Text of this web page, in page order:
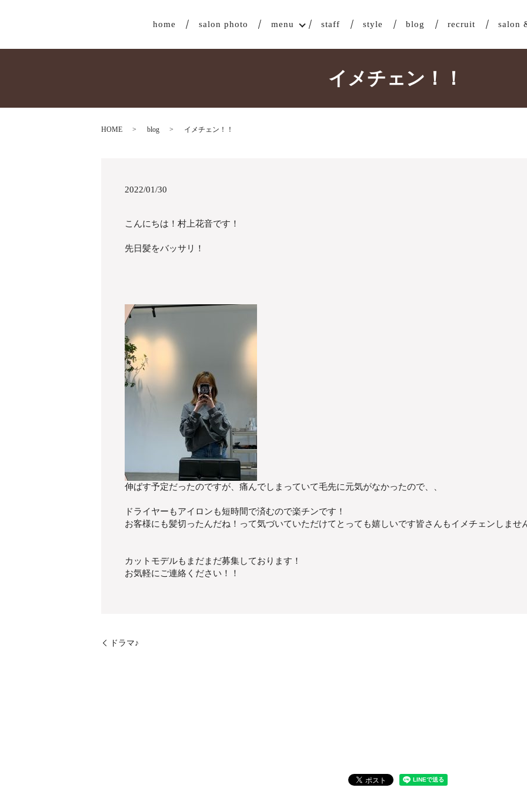
home salon photo menu staff style blog recruit salon
イメチェン！！
HOME blog イメチェン！！
2022/01/30
こんにちは！村上花音です！
先日髪をバッサリ！
伸ばす予定だったのですが、痛んでしまっていて毛先に元気がなかったので、、
ドライヤーもアイロンも短時間で済むので楽チンです！
お客様にも髪切ったんだね！って気づいていただけてとっても嬉しいです皆さんもイメチェンしませ
カットモデルもまだまだ募集しております！
お気軽にご連絡ください！！
ドラマ♪